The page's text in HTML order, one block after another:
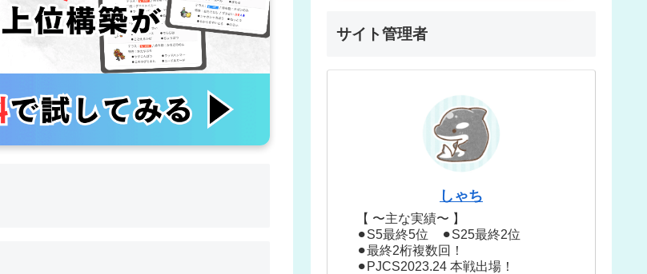
サイト管理者
しゃち
【 〜主な実績〜 】
⚫︎S5最終5位 ⚫︎S25最終2位
⚫︎最終2桁複数回！
⚫︎PJCS2023.24 本戦出場！